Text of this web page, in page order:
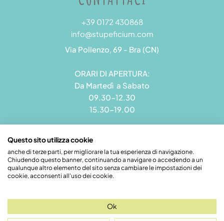
+39 0172 430868
info@stupeficium.com
Via Pollenzo, 69 - Bra (CN)
ORARI DI APERTURA:
Da Martedì a Sabato
09.30-12.30
15.30-19.00
Stupeficium di Carena Diego | Rea CN - 265823 | P.I.
09492550018 | Pec: grandamodel@pec.it
Questo sito utilizza cookie
anche di terze parti, per migliorare la tua esperienza di navigazione.
Chiudendo questo banner, continuando a navigare o accedendo a un
qualunque altro elemento del sito senza cambiare le impostazioni dei
cookie, acconsenti all'uso dei cookie.
Ok